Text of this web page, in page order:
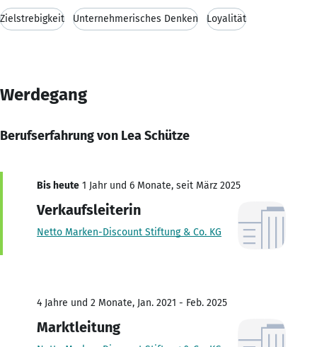
Zielstrebigkeit Unternehmerisches Denken Loyalität
Werdegang
Berufserfahrung von Lea Schütze
Bis heute 1 Jahr und 6 Monate, seit März 2025
Verkaufsleiterin
Netto Marken-Discount Stiftung & Co. KG
4 Jahre und 2 Monate, Jan. 2021 - Feb. 2025
Marktleitung